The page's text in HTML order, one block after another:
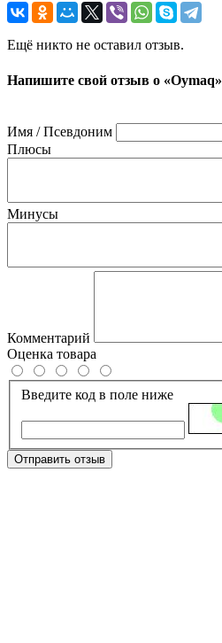
Ещё никто не оставил отзыв.
Напишите свой отзыв о «Oymaq»
Имя / Псевдоним
Плюсы
Минусы
Комментарий
Оценка товара
Введите код в поле ниже
Отправить отзыв